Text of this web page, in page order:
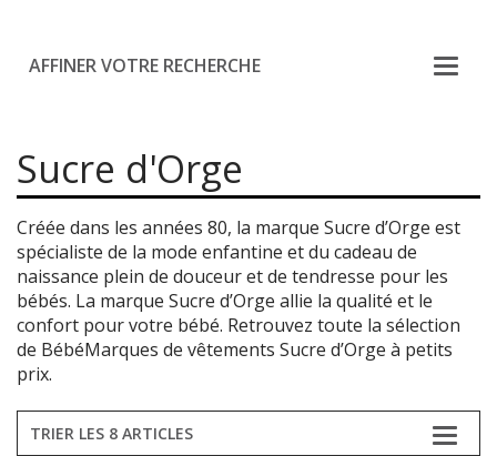
AFFINER VOTRE RECHERCHE
Sucre d'Orge
Créée dans les années 80, la marque Sucre d’Orge est
spécialiste de la mode enfantine et du cadeau de
naissance plein de douceur et de tendresse pour les
bébés. La marque Sucre d’Orge allie la qualité et le
confort pour votre bébé. Retrouvez toute la sélection
de BébéMarques de vêtements Sucre d’Orge à petits
prix.
TRIER LES 8 ARTICLES